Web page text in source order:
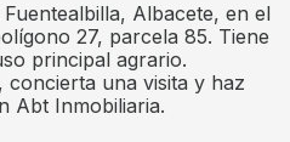
Albacete, en el
27, parcela 85. Tiene
principal agrario.
concierta una visita y haz
Abt Inmobiliaria.